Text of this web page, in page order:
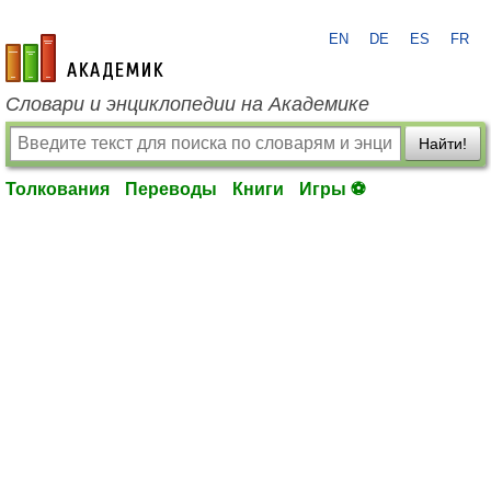
academic.ru
EN DE ES FR
Словари и энциклопедии на Академике
Найти!
Толкования Переводы Книги Игры ⚽